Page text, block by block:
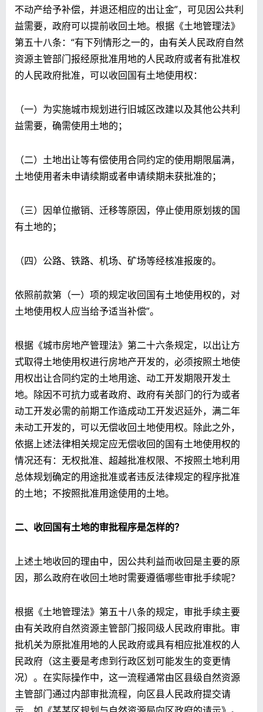
不动产给予补偿，并退还相应的出让金”，可见因公共利
益需要，政府可以提前收回土地。根据《土地管理法》
第五十八条：“有下列情形之一的，由有关人民政府自然
资源主管部门报经原批准用地的人民政府或者有批准权
的人民政府批准，可以收回国有土地使用权：
（一）为实施城市规划进行旧城区改建以及其他公共利
益需要，确需使用土地的；
（二）土地出让等有偿使用合同约定的使用期限届满，
土地使用者未申请续期或者申请续期未获批准的；
（三）因单位撤销、迁移等原因，停止使用原划拨的国
有土地的；
（四）公路、铁路、机场、矿场等经核准报废的。
依照前款第（一）项的规定收回国有土地使用权的，对
土地使用权人应当给予适当补偿”。
根据《城市房地产管理法》第二十六条规定，以出让方
式取得土地使用权进行房地产开发的，必须按照土地使
用权出让合同约定的土地用途、动工开发期限开发土
地。除因不可抗力或者政府、政府有关部门的行为或者
动工开发必需的前期工作造成动工开发迟延外，满二年
未动工开发的，可以无偿收回土地使用权。除此之外，
依据上述法律相关规定应无偿收回的国有土地使用权的
情况还有：无权批准、超越批准权限、不按照土地利用
总体规划确定的用途批准或者违反法律规定的程序批准
的土地；不按照批准用途使用的土地。
二、收回国有土地的审批程序是怎样的？
上述土地收回的理由中，因公共利益而收回是主要的原
因，那么政府在收回土地时需要遵循哪些审批手续呢？
根据《土地管理法》第五十八条的规定，审批手续主要
由有关政府自然资源主管部门报同级人民政府审批。审
批机关为原批准用地的人民政府或具有相应批准权的人
民政府（这主要是考虑到行政区划可能发生的变更情
况）。在实际操作中，这一流程通常由区县级自然资源
主管部门通过内部审批流程，向区县人民政府提交请